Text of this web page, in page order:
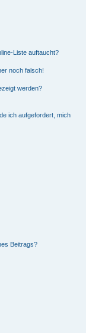
Liste auftaucht?
noch falsch!
werden?
ich aufgefordert, mich
Beitrags?